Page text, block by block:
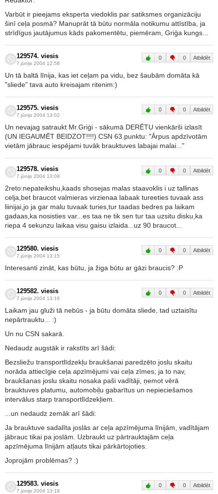
Varbūt ir pieejams eksperta viedoklis par satiksmes organizāciju
šinī ceļa posmā? Manuprāt tā būtu normāla notikumu attīstība, ja
strīdīgus jautājumus kāds pakomentētu, piemēram, Griģa kungs...
129574. viesis
7.jūnijs 2004 12:58
0 0 Atbildēt
Un tā baltā līnija, kas iet ceļam pa vidu, bez šaubām domāta kā
"sliede" tava auto kreisajam ritenim:)
129575. viesis
7.jūnijs 2004 13:02
0 0 Atbildēt
Un nevajag satraukt Mr.Griģi - sākumā DERĒTU vienkārši izlasīt
(UN IEGAUMĒT BEIDZOT!!!!) CSN 63.punktu: "Ārpus apdzīvotām
vietām jābrauc iespējami tuvāk brauktuves labajai malai..."
129578. viesis
7.jūnijs 2004 13:08
0 0 Atbildēt
2reto:nepateikshu,kaads shosejas malas staavoklis i uz tallinas
celja,bet braucot valmieras virzienaa labaak tureeties tuvaak ass
liinijai,jo ja gar malu tuvaak turies,tur taadas bedres pa laikam
gadaas,ka nosisties var...es taa ne tik sen tur taa uzsitu disku,ka
riepa 4 sekunzu laikaa visu gaisu izlaida...uz 90 braucot...
129580. viesis
7.jūnijs 2004 13:15
0 0 Atbildēt
Interesanti zināt, kas būtu, ja žiga būtu ar gāzi braucis? :P
129582. viesis
7.jūnijs 2004 13:16
0 0 Atbildēt
Laikam jau gluži tā nebūs - ja būtu domāta sliede, tad uztaisītu
nepārtrauktu... :)
Un nu CSN sakarā.
Nedaudz augstāk ir rakstīts arī šādi:
Bezsliežu transportlīdzekļu braukšanai paredzēto joslu skaitu
norāda attiecīgie ceļa apzīmējumi vai ceļa zīmes; ja to nav,
braukšanas joslu skaitu nosaka paši vadītāji, ņemot vērā
brauktuves platumu, automobiļu gabarītus un nepieciešamos
intervālus starp transportlīdzekļiem.
...un nedaudz zemāk arī šādi:
Ja brauktuve sadalīta joslās ar ceļa apzīmējuma līnijām, vadītājam
jābrauc tikai pa joslām. Uzbraukt uz pārtrauktajām ceļa
apzīmējuma līnijām atļauts tikai pārkārtojoties.
Joprojām problēmas? :)
129583. viesis
7.jūnijs 2004 13:18
0 0 Atbildēt